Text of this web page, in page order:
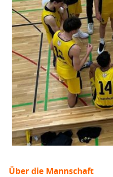
Über die Mannschaft